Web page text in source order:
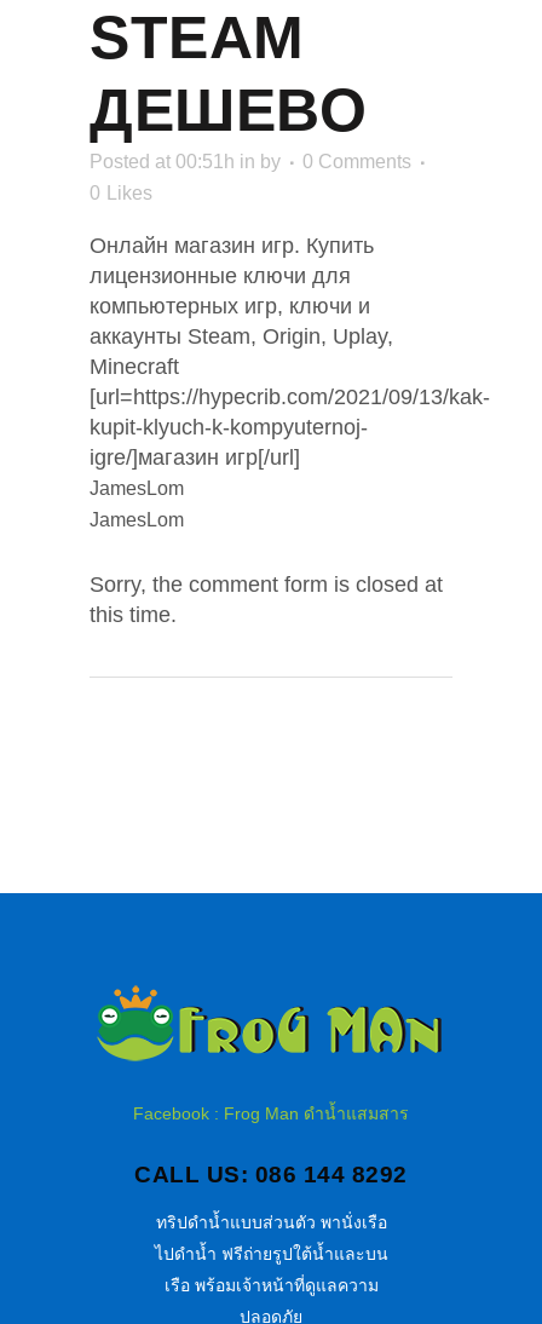
STEAM
ДЕШЕВО
Posted at 00:51h in by
0 Comments
0
Likes
Онлайн магазин игр. Купить
лицензионные ключи для
компьютерных игр, ключи и
аккаунты Steam, Origin, Uplay,
Minecraft
[url=https://hypecrib.com/2021/09/13/kak-
kupit-klyuch-k-kompyuternoj-
igre/]магазин игр[/url]
JamesLom
JamesLom
Sorry, the comment form is closed at
this time.
Facebook : Frog Man ดำน้ำแสมสาร
CALL US: 086 144 8292
ทริปดำน้ำแบบส่วนตัว พานั่งเรือ
ไปดำน้ำ ฟรีถ่ายรูปใต้น้ำและบน
เรือ พร้อมเจ้าหน้าที่ดูแลความ
ปลอดภัย